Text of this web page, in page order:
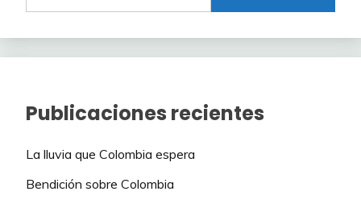
Publicaciones recientes
La lluvia que Colombia espera
Bendición sobre Colombia